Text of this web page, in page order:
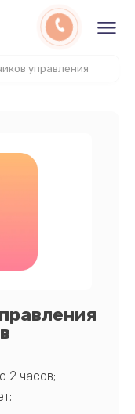
управления
2 часов;